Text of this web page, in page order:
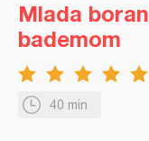
40 min
Mlada
bademom